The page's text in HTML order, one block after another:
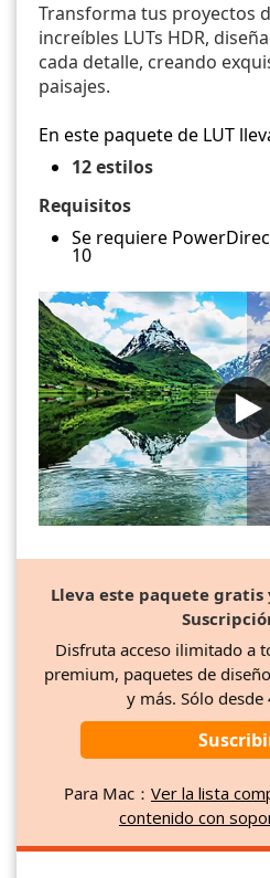
Transforma tus proyectos
increíbles LUTs HDR,
cada detalle, creando
paisajes.
En este paquete de LUT
12 estilos
Requisitos
Se requiere
10
Lleva este paquete gratis
Disfruta acceso ilimitado a
premium, paquetes de
y más. Sólo
Para Mac： Ver la lista
contenido con